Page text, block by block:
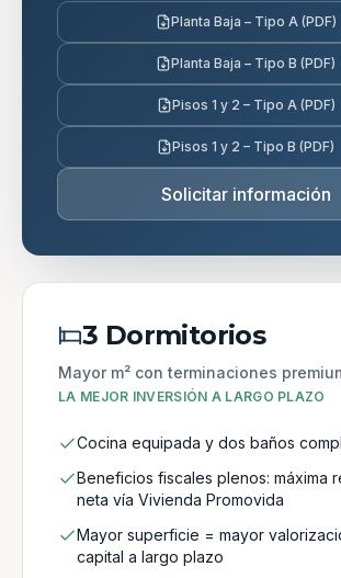
Planta Baja – Tipo A (PDF)
Planta Baja – Tipo B (PDF)
Pisos 1 y 2 – Tipo A (PDF)
Pisos 1 y 2 – Tipo B (PDF)
Solicitar información
3 Dormitorios
Mayor m² con terminaciones
LA MEJOR INVERSIÓN A LARGO PLAZO
Cocina equipada y dos baños
Beneficios fiscales plenos: máxima
neta vía Vivienda Promovida
Mayor superficie = mayor
capital a largo plazo